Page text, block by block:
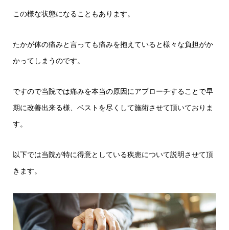
この様な状態になることもあります。
たかが体の痛みと言っても痛みを抱えていると様々な負担がか
かってしまうのです。
ですので当院では痛みを本当の原因にアプローチすることで早
期に改善出来る様、ベストを尽くして施術させて頂いておりま
す。
以下では当院が特に得意としている疾患について説明させて頂
きます。